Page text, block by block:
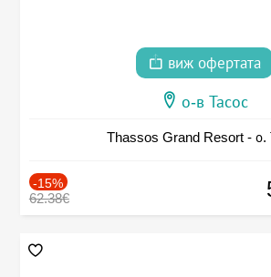
виж офертата
о-в Тасос
Thassos Grand Resort - о.
-15%
62.38€